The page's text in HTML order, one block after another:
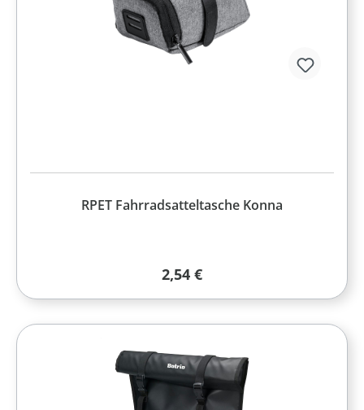
RPET Fahrradsatteltasche Konna
Regulärer Preis:
2,54 €